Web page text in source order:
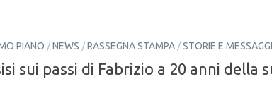
PIANO /NEWS /RASSEGNA STAMPA /STORIE E MESSAGGI
sui passi di Fabrizio a 20 anni della